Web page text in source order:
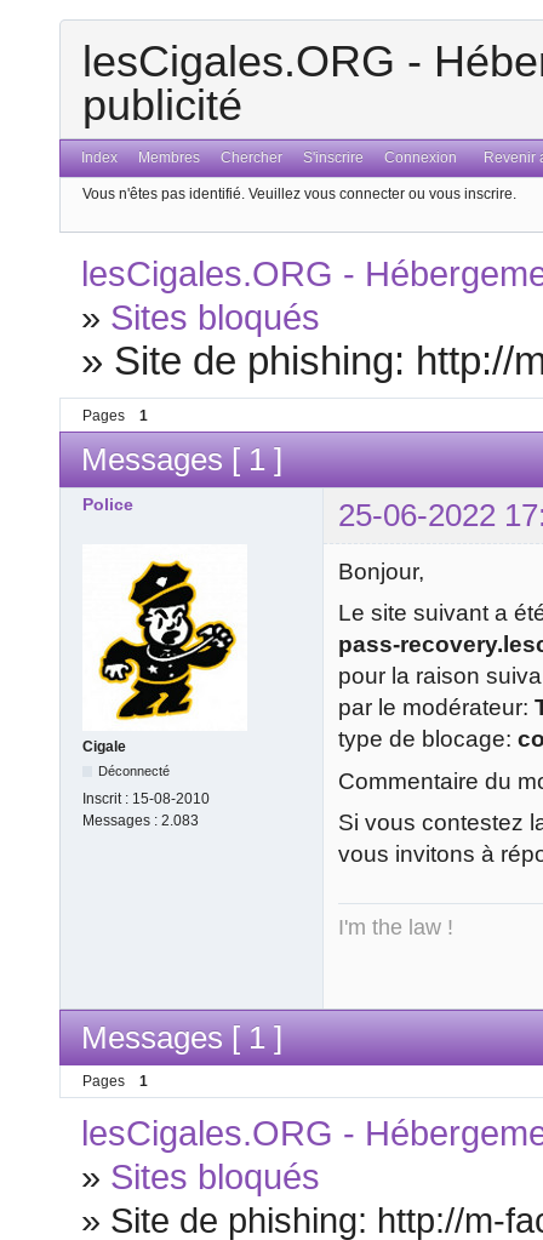
lesCigales.ORG -
publicité
Index Membres Chercher S'inscrire Connexion Revenir
Vous n'êtes pas identifié. Veuillez vous connecter ou vous inscrire.
lesCigales.ORG -
» Sites bloqués
» Site de phishing: http://
Pages 1
Messages [ 1 ]
Police 25-06-2022
Cigale
Déconnecté
Inscrit : 15-08-2010
Messages : 2.083
Bonjour,
Le site suivant a
pass-
pour la raison
par le modérateur:
type de blocage:
Commentaire du
Si vous contestez
vous invitons à
I'm the law !
Messages [ 1 ]
Pages 1
lesCigales.ORG -
» Sites bloqués
» Site de phishing: http://m-